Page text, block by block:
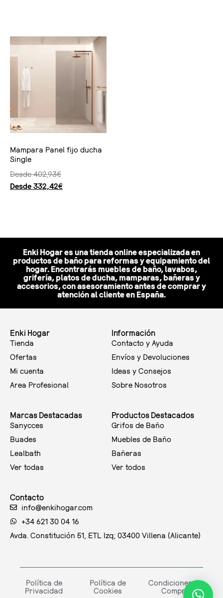
Mampara Panel fijo ducha
Single
Desde402,93€
Desde 332,42€
Enki Hogar es una tienda online especializada en
productos de baño para reformas y equipamiento del
hogar. Encontrarás muebles de baño, lavabos,
grifería, platos de ducha, mamparas, bañeras y
accesorios, con asesoramiento antes de comprar y
atención al cliente en España.
Enki Hogar
Tienda
Ofertas
Mi cuenta
Area Profesional
Información
Contacto y Ayuda
Envíos y Devoluciones
Ideas y Consejos
Sobre Nosotros
Marcas Destacadas
Sanycces
Buades
Lealbath
Ver todas
Productos Destacados
Grifos de Baño
Muebles de Baño
Bañeras
Ver todos
Contacto
info@enkihogar.com
+34 621 30 04 16
Avda. Constitución 51, ETL Izq; 03400 Villena (Alicante)
Política de
Privacidad
Política de
Cookies
Condiciones de
Compra